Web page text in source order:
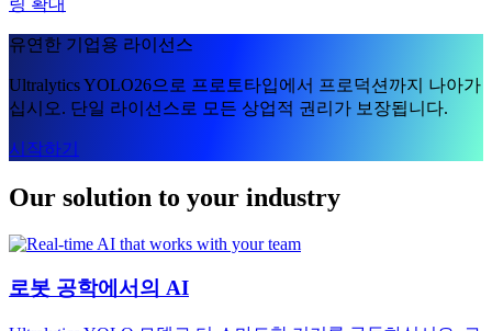
링 확대
유연한 기업용 라이선스
Ultralytics YOLO26으로 프로토타입에서 프로덕션까지 나아가
십시오. 단일 라이선스로 모든 상업적 권리가 보장됩니다.
시작하기
Our solution to your industry
로봇 공학에서의 AI